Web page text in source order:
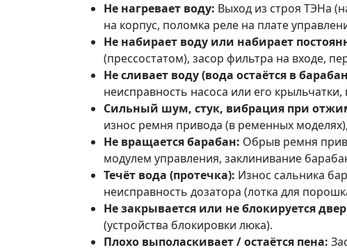
Не нагревает воду: Выход из строя ТЭНа
на корпус, поломка реле на плате
Не набирает воду или набирает
(прессостатом), засор фильтра на входе,
Не сливает воду (вода остаётся в
неисправность насоса или его
Сильный шум, стук, вибрация при
износ ремня привода (в ременных
Не вращается барабан: Обрыв ремня
модулем управления, заклинивание
Течёт вода (протечка): Износ сальника
неисправность дозатора (лотка для
Не закрывается или не блокируется
(устройства блокировки люка).
Плохо выполаскивает / остаётся пена: